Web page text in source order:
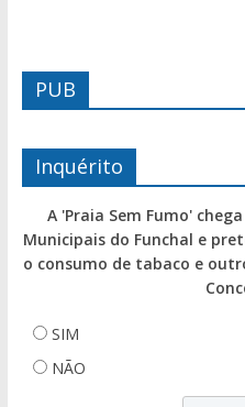
PUB
Inquérito
A 'Praia Sem Fumo'
Municipais do Funchal e
o consumo de tabaco e
SIM
NÃO